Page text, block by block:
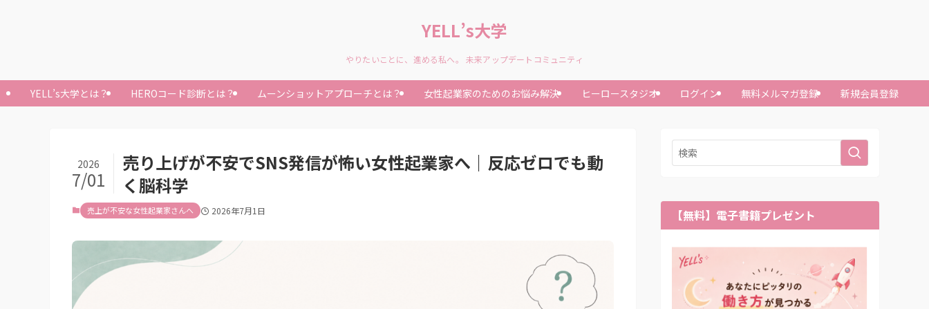
YELL’s大学
やりたいことに、進める私へ。 未来アップデートコミュニティ
YELL’s大学とは？ HEROコード診断とは？ ムーンショットアプローチとは？ 女性起業家のためのお悩み解決 ヒーロースタジオ ログイン 無料メルマガ登録 新規会員登録
売り上げが不安でSNS発信が怖い女性起業家へ｜反応ゼロでも動
く脳科学
2026
7/01
売上が不安な女性起業家さんへ 2026年7月1日 【無料】電子書籍プレゼント